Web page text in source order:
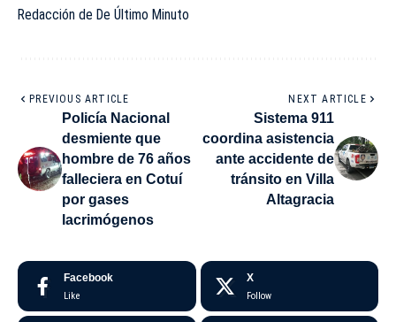
Redacción de De Último Minuto
PREVIOUS ARTICLE
Policía Nacional
desmiente que
hombre de 76 años
falleciera en Cotuí
por gases
lacrimógenos
NEXT ARTICLE
Sistema 911
coordina asistencia
ante accidente de
tránsito en Villa
Altagracia
Facebook
Like
X
Follow